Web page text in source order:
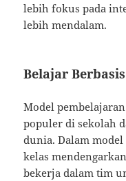
lebih fokus pada
lebih mendalam.
Belajar
Model
populer di sekolah
dunia. Dalam
kelas
bekerja dalam tim